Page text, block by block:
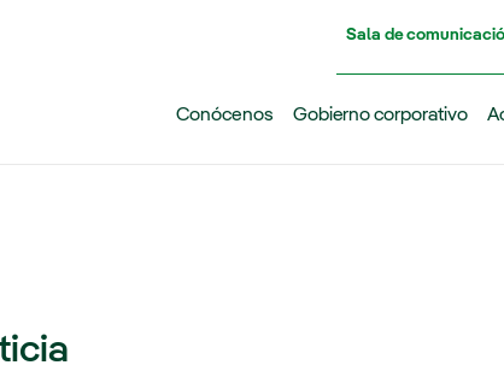
Sala de
Conócenos Gobierno corporativo